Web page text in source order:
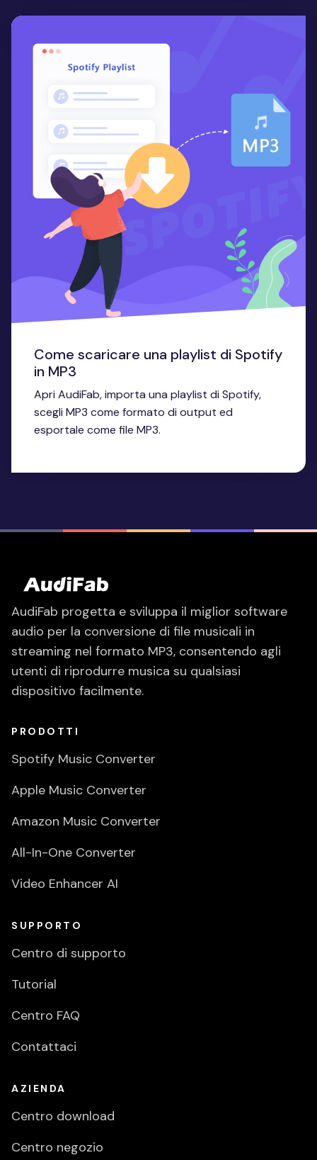
Come scaricare una playlist di Spotify
in MP3
Apri AudiFab, importa una playlist di Spotify,
scegli MP3 come formato di output ed
esportale come file MP3.
AudiFab progetta e sviluppa il miglior software
audio per la conversione di file musicali in
streaming nel formato MP3, consentendo agli
utenti di riprodurre musica su qualsiasi
dispositivo facilmente.
PRODOTTI
Spotify Music Converter
Apple Music Converter
Amazon Music Converter
All-In-One Converter
Video Enhancer AI
SUPPORTO
Centro di supporto
Tutorial
Centro FAQ
Contattaci
AZIENDA
Centro download
Centro negozio